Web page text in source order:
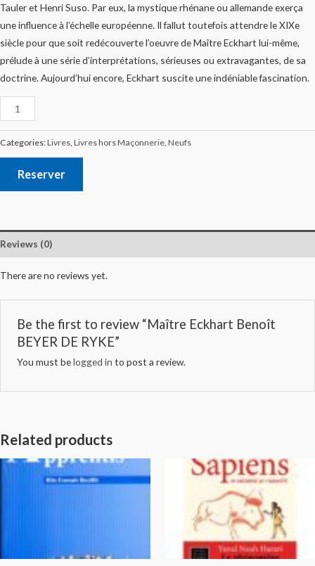
Tauler et Henri Suso. Par eux, la mystique rhénane ou allemande exerça
une influence à l’échelle européenne. Il fallut toutefois attendre le XIXe
siècle pour que soit redécouverte l’oeuvre de Maître Eckhart lui-même,
prélude à une série d’interprétations, sérieuses ou extravagantes, de sa
doctrine. Aujourd’hui encore, Eckhart suscite une indéniable fascination.
Categories:Livres, Livres hors Maçonnerie, Neufs
Reserver
Reviews (0)
There are no reviews yet.
Be the first to review “Maître Eckhart Benoît
BEYER DE RYKE”
You must belogged in to post a review.
Related products